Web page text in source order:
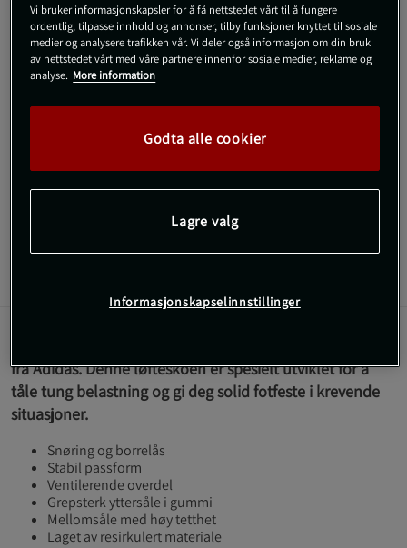
Kjøp
Gratis frakt over 800 kr
4068811915834
Adipower Weightlifting 3 – Den nyeste versjonen av Adidas'
løftesko er nå tilbake på treningssenteret!
fra Adidas. Denne løfteskoen er spesielt utviklet for å
tåle tung belastning og gi deg solid fotfeste i krevende
situasjoner.
Snøring og borrelås
Stabil passform
Ventilerende overdel
Grepsterk yttersåle i gummi
Mellomsåle med høy tetthet
Laget av resirkulert materiale
Vi bruker informasjonskapsler for å få nettstedet vårt til å fungere
ordentlig, tilpasse innhold og annonser, tilby funksjoner knyttet til sosiale
medier og analysere trafikken vår. Vi deler også informasjon om din bruk
av nettstedet vårt med våre partnere innenfor sosiale medier, reklame og
analyse. More information
Godta alle cookier
Lagre valg
Informasjonskapselinnstillinger